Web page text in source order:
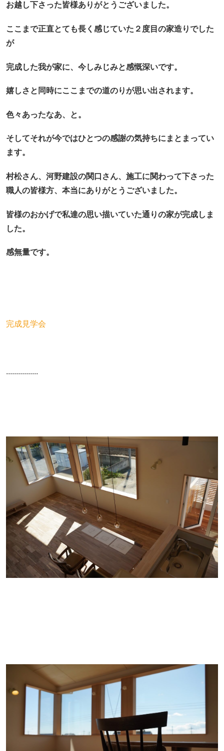
お越し下さった皆様ありがとうございました。
ここまで正直とても長く感じていた２度目の家造りでした
が
完成した我が家に、今しみじみと感慨深いです。
嬉しさと同時にここまでの道のりが思い出されます。
色々あったなあ、と。
そしてそれが今ではひとつの感謝の気持ちにまとまってい
ます。
村松さん、河野建設の関口さん、施工に関わって下さった
職人の皆様方、本当にありがとうございました。
皆様のおかげで私達の思い描いていた通りの家が完成しま
した。
感無量です。
完成見学会
................